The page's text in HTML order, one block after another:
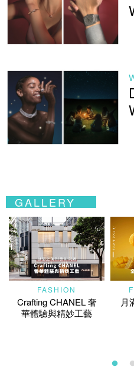
GALLERY
FASHION
Crafting CHANEL 奢
華體驗與精妙工藝
月